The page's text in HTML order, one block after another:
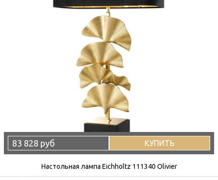
83 828 руб КУПИТЬ
Настольная лампа Eichholtz 111340 Olivier